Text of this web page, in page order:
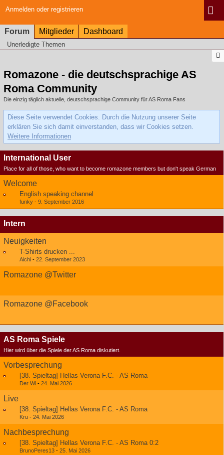
Anmelden oder registrieren
Forum Mitglieder Dashboard
Unerledigte Themen
Romazone - die deutschsprachige AS
Roma Community
Die einzig täglich aktuelle, deutschsprachige Community für AS Roma Fans
Diese Seite verwendet Cookies. Durch die Nutzung unserer Seite
erklären Sie sich damit einverstanden, dass wir Cookies setzen.
Weitere Informationen
International User
Place for all of those, who want to become romazone members but don't speak German
Welcome
English speaking channel
funky - 9. September 2016
Intern
Neuigkeiten
T-Shirts drucken ...
Aichi - 22. September 2023
Romazone @Twitter
Romazone @Facebook
AS Roma Spiele
Hier wird über die Spiele der AS Roma diskutiert.
Vorbesprechung
[38. Spieltag] Hellas Verona F.C. - AS Roma
Der Wi - 24. Mai 2026
Live
[38. Spieltag] Hellas Verona F.C. - AS Roma
Kru - 24. Mai 2026
Nachbesprechung
[38. Spieltag] Hellas Verona F.C. - AS Roma 0:2
BrunoPeres13 - 25. Mai 2026